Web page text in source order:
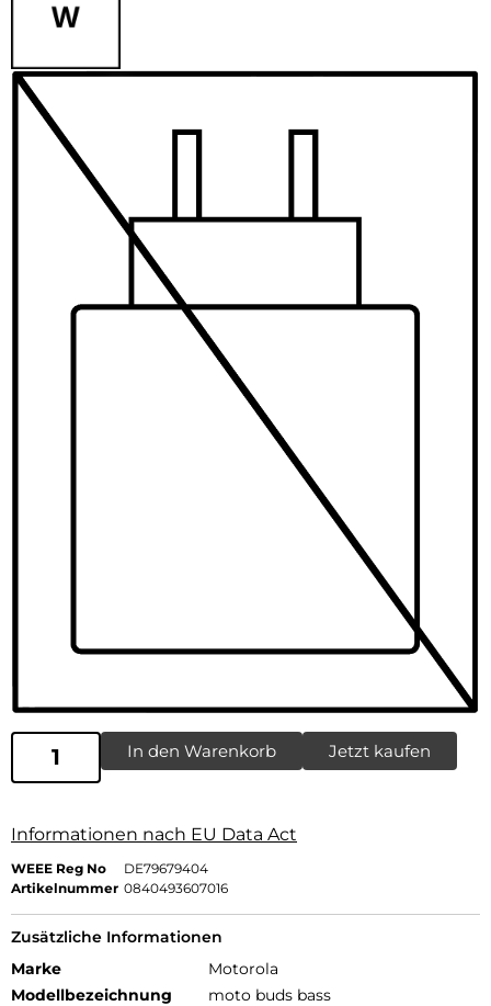
In den Warenkorb Jetzt kaufen
Informationen nach EU Data Act
WEEE Reg No
DE79679404
Artikelnummer 0840493607016
Zusätzliche Informationen
Marke
Motorola
Modellbezeichnung
moto buds bass